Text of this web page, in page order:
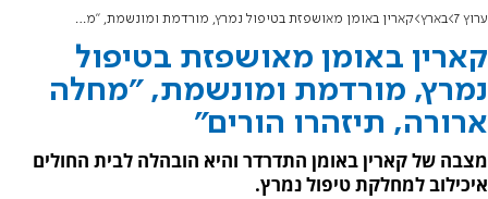
ערוץ 7 בארץ קארין באומן מאושפזת בטיפול נמרץ, מורדמת ומונשמת, "מחלה ארורה, תיזהרו הורים"
קארין באומן מאושפזת בטיפול
נמרץ, מורדמת ומונשמת, "מחלה
ארורה, תיזהרו הורים"
מצבה של קארין באומן התדרדר והיא הובהלה לבית החולים
איכילוב למחלקת טיפול נמרץ.